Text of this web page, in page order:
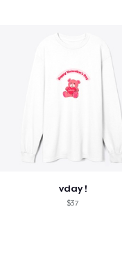
vday !
$37